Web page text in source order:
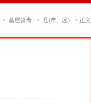
-> 基层督考 -> 县(市、区) -> 正文